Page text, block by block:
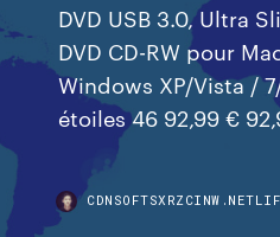
DVD USB 3.0, Ultra
DVD CD-RW pour
Windows XP/Vista /
étoiles 46 92,99 €